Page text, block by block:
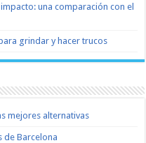
una comparación con el
grindar y hacer trucos
mejores alternativas
de Barcelona